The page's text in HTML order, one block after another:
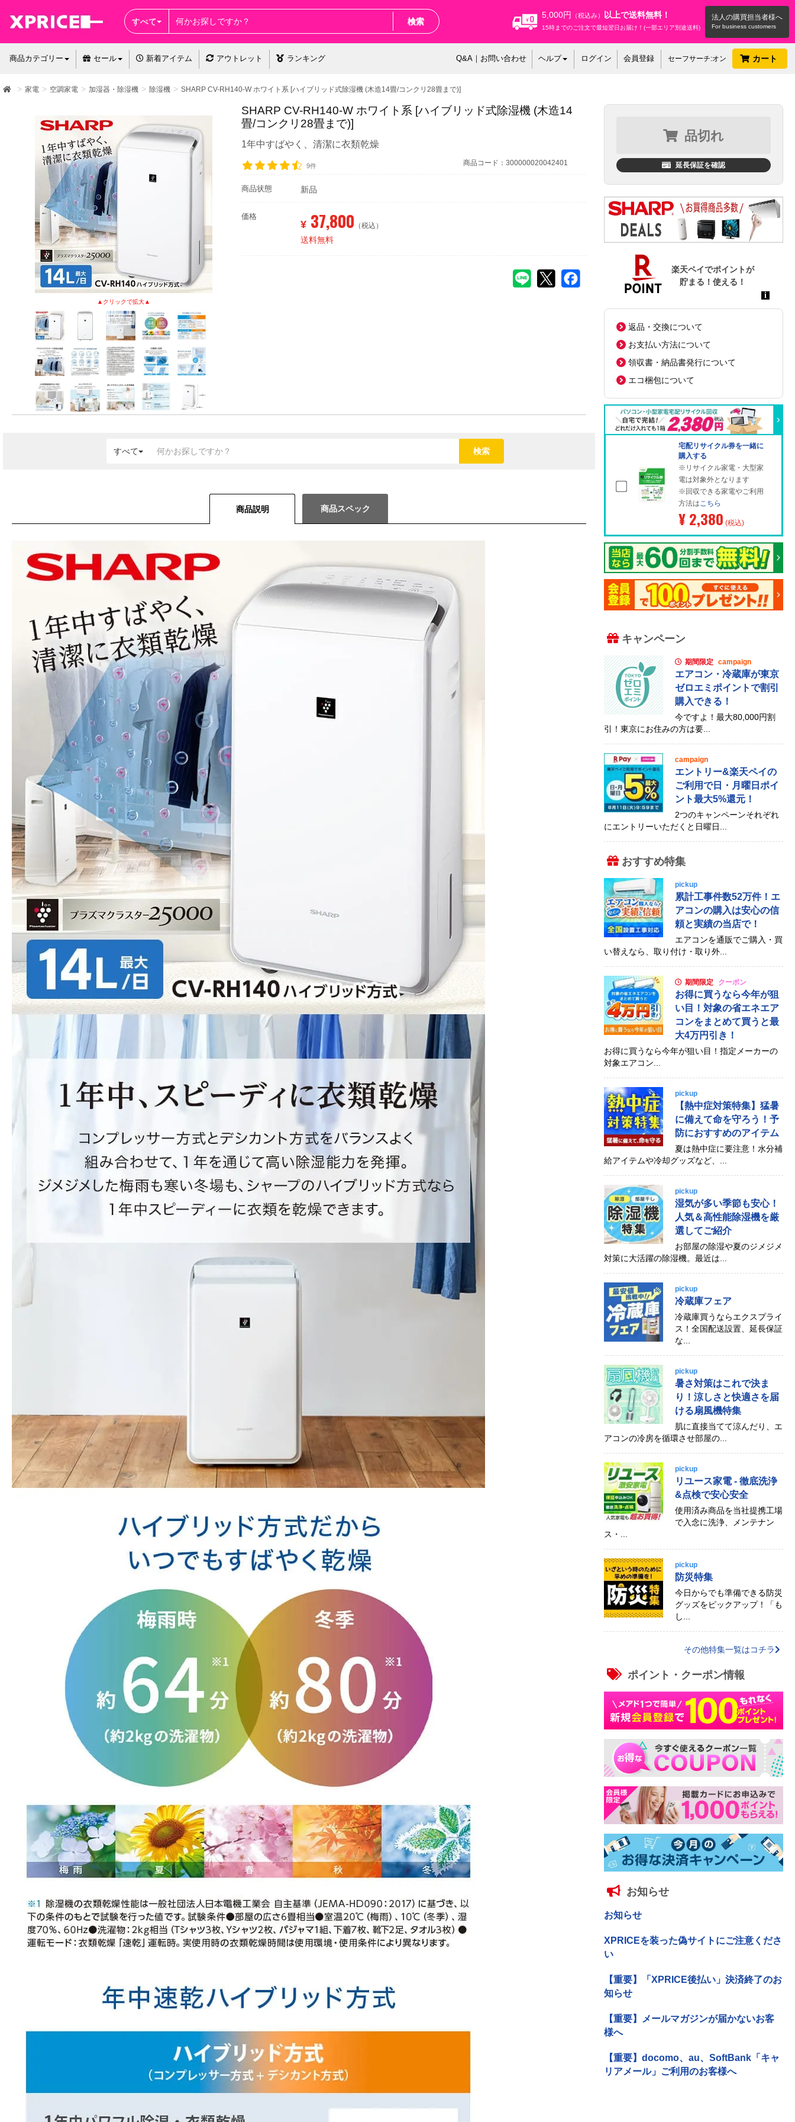
すべて 検索 法人の購買担当者様へ
5,000円 （税込み） 以上で送料無料！
15時までのご注文で最短翌日お届け！(一部エリア別途送料)
商品カテゴリー セール 新着アイテム アウトレット ランキング Q&A｜お問い合わせ ヘルプ ログイン 会員登録 セーフサーチ:オン カート
家電 空調家電 加湿器・除湿機 除湿機 SHARP CV-RH140-W ホワイト系 [ハイブリッド式除湿機 (木造14畳/コンクリ28畳まで)]
SHARP CV-RH140-W ホワイト系 [ハイブリッド式除湿機 (木造14
畳/コンクリ28畳まで)]
1年中すばやく、清潔に衣類乾燥
9件 商品コード：300000020042401
商品状態 新品
価格
¥ 37,800 （税込）
送料無料
すべて 検索
商品説明 商品スペック
品切れ
延長保証を確認
返品・交換について
お支払い方法について
領収書・納品書発行について
エコ梱包について
宅配リサイクル券を一緒に
購入する
※リサイクル家電・大型家
電は対象外となります
※回収できる家電やご利用
方法はこちら
¥ 2,380 (税込)
キャンペーン
期間限定 campaign
エアコン・冷蔵庫が東京
ゼロエミポイントで割引
購入できる！
今ですよ！最大80,000円割
引！東京にお住みの方は要...
campaign
エントリー&楽天ペイの
ご利用で日・月曜日ポイ
ント最大5%還元！
2つのキャンペーンそれぞれ
にエントリーいただくと日曜日...
おすすめ特集
pickup
累計工事件数52万件！エ
アコンの購入は安心の信
頼と実績の当店で！
エアコンを通販でご購入・買
い替えなら、取り付け・取り外...
期間限定 クーポン
お得に買うなら今年が狙
い目！対象の省エネエア
コンをまとめて買うと最
大4万円引き！
お得に買うなら今年が狙い目！指定メーカーの
対象エアコン...
pickup
【熱中症対策特集】猛暑
に備えて命を守ろう！予
防におすすめのアイテム
夏は熱中症に要注意！水分補
給アイテムや冷却グッズなど、...
pickup
湿気が多い季節も安心！
人気＆高性能除湿機を厳
選してご紹介
お部屋の除湿や夏のジメジメ
対策に大活躍の除湿機。最近は...
pickup
冷蔵庫フェア
冷蔵庫買うならエクスプライ
ス！全国配送設置、延長保証
な...
pickup
暑さ対策はこれで決ま
り！涼しさと快適さを届
ける扇風機特集
肌に直接当てて涼んだり、エ
アコンの冷房を循環させ部屋の...
pickup
リユース家電 - 徹底洗浄
&点検で安心安全
使用済み商品を当社提携工場
で入念に洗浄、メンテナン
ス・...
pickup
防災特集
今日からでも準備できる防災
グッズをピックアップ！「も
し...
その他特集一覧はコチラ
ポイント・クーポン情報
お知らせ
お知らせ
XPRICEを装った偽サイトにご注意くださ
い
【重要】「XPRICE後払い」決済終了のお
知らせ
【重要】メールマガジンが届かないお客
様へ
【重要】docomo、au、SoftBank「キャ
リアメール」ご利用のお客様へ